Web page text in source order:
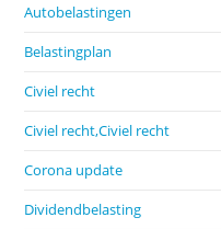
Autobelastingen
Belastingplan
Civiel recht
Civiel recht,Civiel recht
Corona update
Dividendbelasting